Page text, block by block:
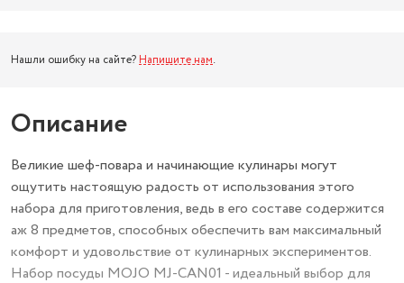
Нашли ошибку на сайте? Напишите нам.
Описание
Великие шеф-повара и начинающие кулинары могут
ощутить настоящую радость от использования этого
набора для приготовления, ведь в его составе содержится
аж 8 предметов, способных обеспечить вам максимальный
комфорт и удовольствие от кулинарных экспериментов.
Набор посуды MOJO MJ-CAN01 - идеальный выбор для